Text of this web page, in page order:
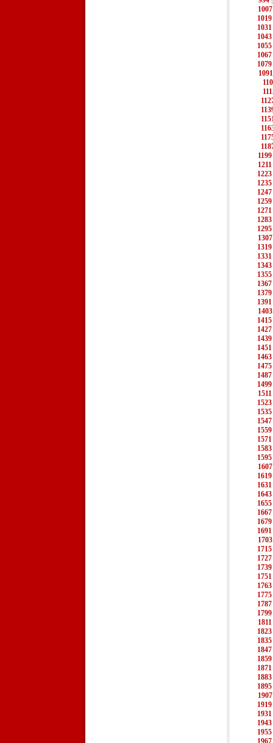
1007
1019
1031
1043
1055
1067
1079
1091
1199
1211
1223
1235
1247
1259
1271
1283
1295
1307
1319
1331
1343
1355
1367
1379
1391
1403
1415
1427
1439
1451
1463
1475
1487
1499
1511
1523
1535
1547
1559
1571
1583
1595
1607
1619
1631
1643
1655
1667
1679
1691
1703
1715
1727
1739
1751
1763
1775
1787
1799
1811
1823
1835
1847
1859
1871
1883
1895
1907
1919
1931
1943
1955
1967